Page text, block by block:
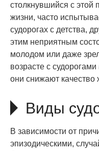
столкнувшийся с этой
жизни, часто
судорогах с детства,
этим неприятным
молодом или даже
возрасте с
они снижают качество
Виды
В зависимости от
эпизодическими,